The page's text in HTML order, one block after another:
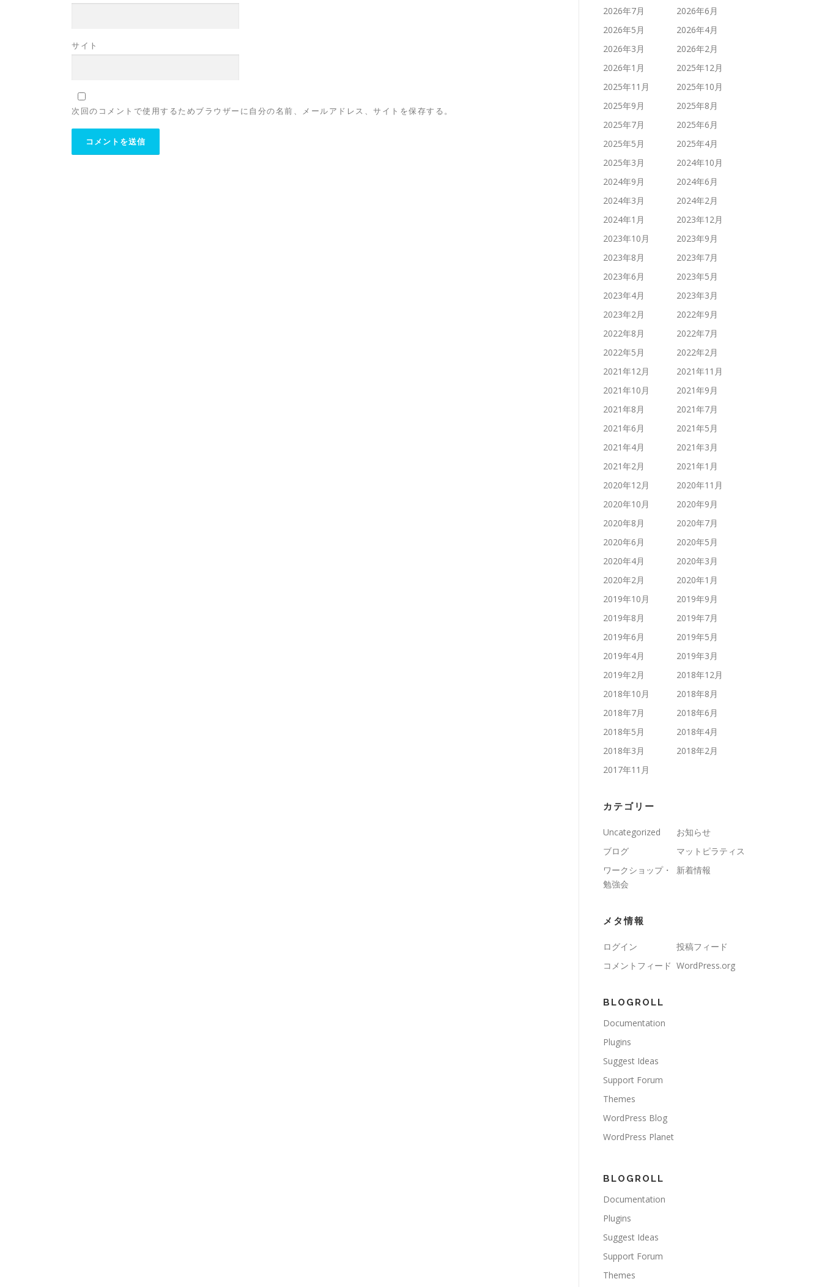
サイト
次回のコメントで使用するためブラウザーに自分の名前、メールアドレス、サイトを保存する。
2026年7月
2026年6月
2026年5月
2026年4月
2026年3月
2026年2月
2026年1月
2025年12月
2025年11月
2025年10月
2025年9月
2025年8月
2025年7月
2025年6月
2025年5月
2025年4月
2025年3月
2024年10月
2024年9月
2024年6月
2024年3月
2024年2月
2024年1月
2023年12月
2023年10月
2023年9月
2023年8月
2023年7月
2023年6月
2023年5月
2023年4月
2023年3月
2023年2月
2022年9月
2022年8月
2022年7月
2022年5月
2022年2月
2021年12月
2021年11月
2021年10月
2021年9月
2021年8月
2021年7月
2021年6月
2021年5月
2021年4月
2021年3月
2021年2月
2021年1月
2020年12月
2020年11月
2020年10月
2020年9月
2020年8月
2020年7月
2020年6月
2020年5月
2020年4月
2020年3月
2020年2月
2020年1月
2019年10月
2019年9月
2019年8月
2019年7月
2019年6月
2019年5月
2019年4月
2019年3月
2019年2月
2018年12月
2018年10月
2018年8月
2018年7月
2018年6月
2018年5月
2018年4月
2018年3月
2018年2月
2017年11月
カテゴリー
Uncategorized
お知らせ
ブログ
マットピラティス
ワークショップ・
勉強会
新着情報
メタ情報
ログイン
投稿フィード
コメントフィード WordPress.org
BLOGROLL
Documentation
Plugins
Suggest Ideas
Support Forum
Themes
WordPress Blog
WordPress Planet
BLOGROLL
Documentation
Plugins
Suggest Ideas
Support Forum
Themes